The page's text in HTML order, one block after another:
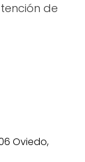
de
Oviedo,